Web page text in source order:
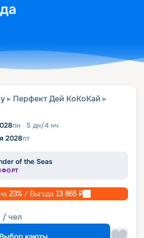
Перфект Дей КоКоКай
пн 5 дн/4 нч
2028пт
of the Seas
23% / Выгода 13 865 ₽
/ чел